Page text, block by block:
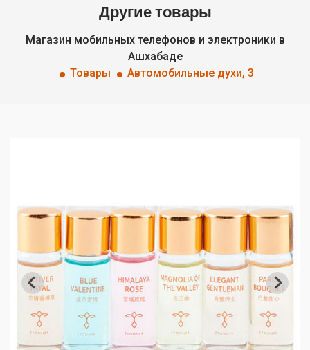
Другие товары
Магазин мобильных телефонов и электроники в
Ашхабаде
Товары
Автомобильные духи, 3